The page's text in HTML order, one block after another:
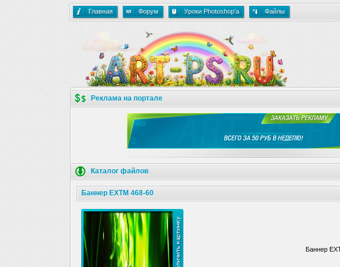
Главная Форум Уроки Photoshop'a Файлы
Реклама на портале
Каталог файлов
Баннер ЕХТМ 468-60
Баннер